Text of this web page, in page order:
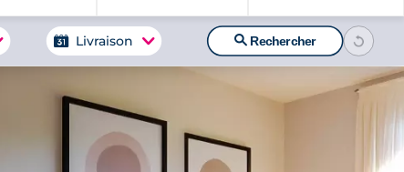
Livraison 🔍Rechercher